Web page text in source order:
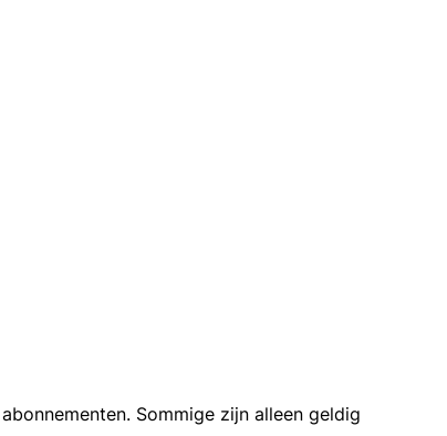
Sommige zijn alleen geldig